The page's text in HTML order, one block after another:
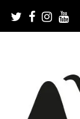
content